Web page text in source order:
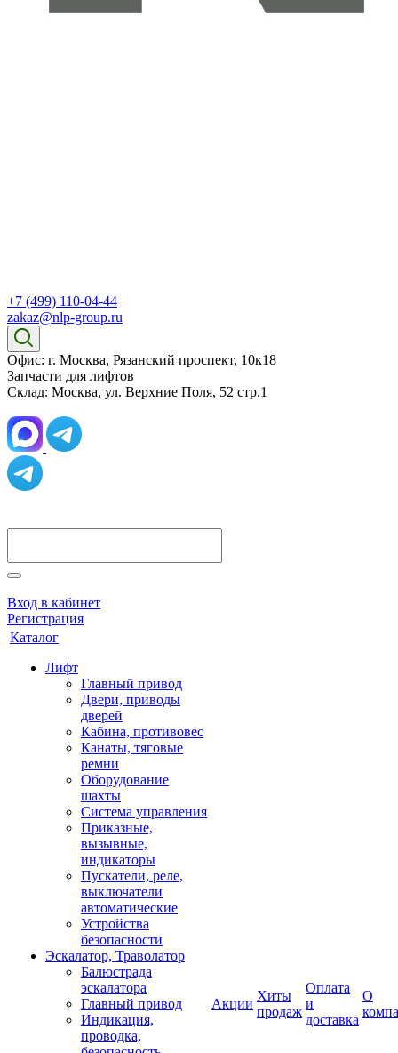
+7 (499) 110-04-44
zakaz@nlp-group.ru
Офис: г. Москва, Рязанский проспект, 10к18
Запчасти для лифтов
Склад: Москва, ул. Верхние Поля, 52 стр.1
Вход в кабинет
Регистрация
Каталог
Лифт
Главный привод
Двери, приводы
дверей
Кабина, противовес
Канаты, тяговые
ремни
Оборудование
шахты
Система управления
Приказные,
вызывные,
индикаторы
Пускатели, реле,
выключатели
автоматические
Устройства
безопасности
Эскалатор, Траволатор
Балюстрада
эскалатора
Главный привод
Индикация,
проводка,
Акции
Хиты
продаж
Оплата
и
доставка
О